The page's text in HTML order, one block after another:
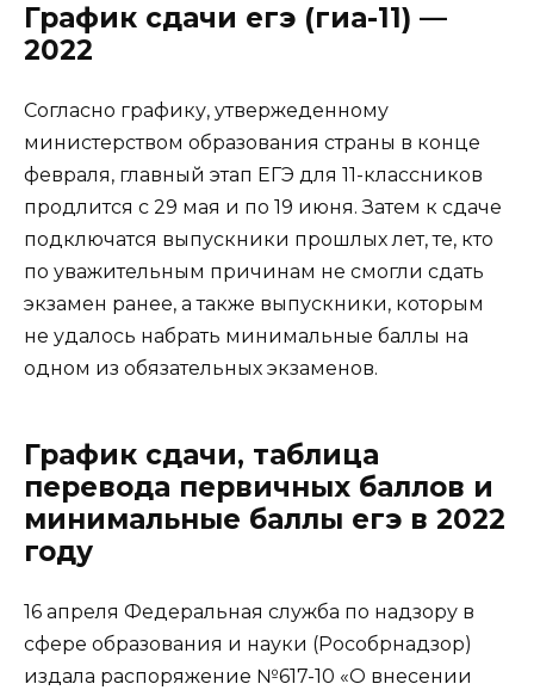
График сдачи егэ (гиа-11) —
2022
Согласно графику, утвержеденному
министерством образования страны в конце
февраля, главный этап ЕГЭ для 11-классников
продлится с 29 мая и по 19 июня. Затем к сдаче
подключатся выпускники прошлых лет, те, кто
по уважительным причинам не смогли сдать
экзамен ранее, а также выпускники, которым
не удалось набрать минимальные баллы на
одном из обязательных экзаменов.
График сдачи, таблица
перевода первичных баллов и
минимальные баллы егэ в 2022
году
16 апреля Федеральная служба по надзору в
сфере образования и науки (Рособрнадзор)
издала распоряжение №617-10 «О внесении